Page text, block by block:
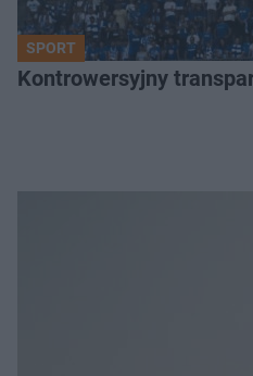
SPORT
Kontrowersyjny